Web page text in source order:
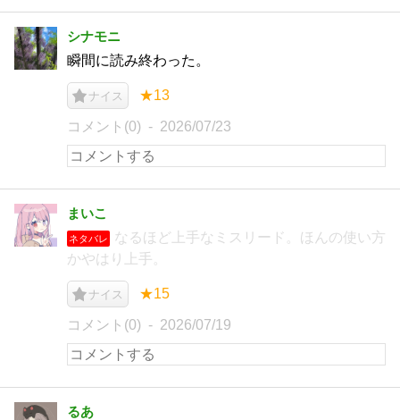
シナモニ
瞬間に読み終わった。
ナイス ★13
コメント(0) 2026/07/23
まいこ
ネタバレ
なるほど上手なミスリード。ほんの使い方
かやはり上手。
ナイス ★15
コメント(0) 2026/07/19
るあ